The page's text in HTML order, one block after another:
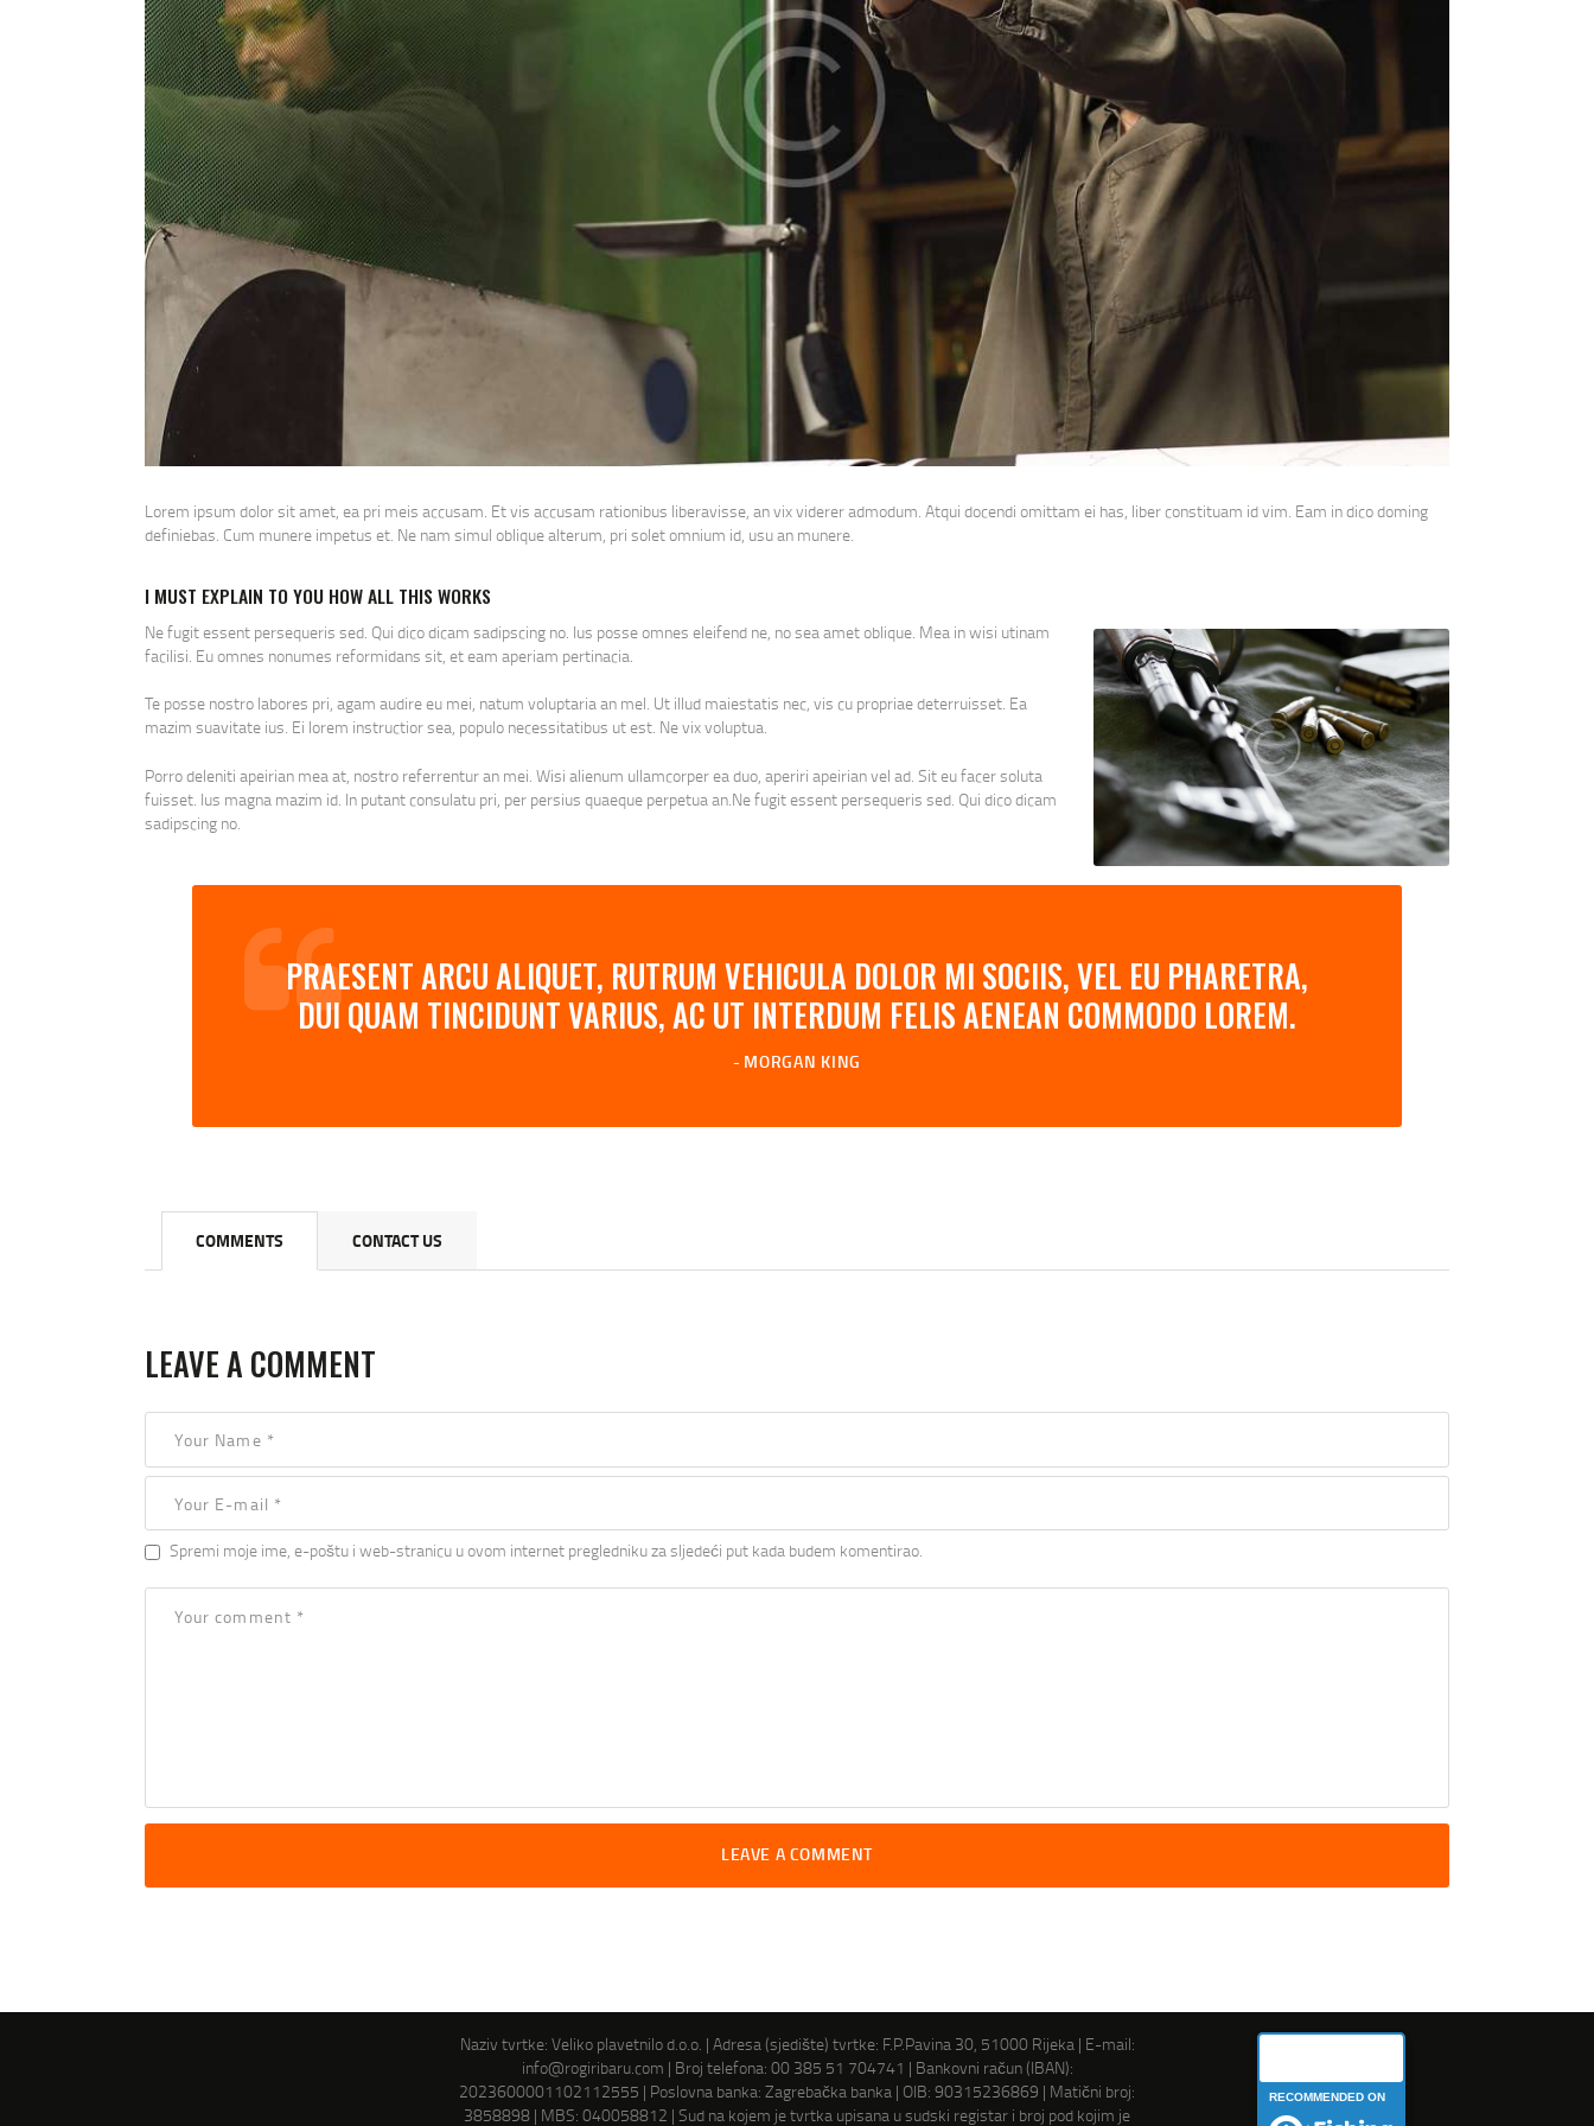
Lorem ipsum dolor sit amet, ea pri meis accusam. Et vis accusam rationibus liberavisse, an vix viderer admodum. Atqui docendi omittam ei has, liber constituam id vim. Eam in dico doming
definiebas. Cum munere impetus et. Ne nam simul oblique alterum, pri solet omnium id, usu an munere.
I MUST EXPLAIN TO YOU HOW ALL THIS WORKS
Ne fugit essent persequeris sed. Qui dico dicam sadipscing no. Ius posse omnes eleifend ne, no sea amet oblique. Mea in wisi utinam
facilisi. Eu omnes nonumes reformidans sit, et eam aperiam pertinacia.
Te posse nostro labores pri, agam audire eu mei, natum voluptaria an mel. Ut illud maiestatis nec, vis cu propriae deterruisset. Ea
mazim suavitate ius. Ei lorem instructior sea, populo necessitatibus ut est. Ne vix voluptua.
Porro deleniti apeirian mea at, nostro referrentur an mei. Wisi alienum ullamcorper ea duo, aperiri apeirian vel ad. Sit eu facer soluta
fuisset. Ius magna mazim id. In putant consulatu pri, per persius quaeque perpetua an.Ne fugit essent persequeris sed. Qui dico dicam
sadipscing no.
PRAESENT ARCU ALIQUET, RUTRUM VEHICULA DOLOR MI SOCIIS, VEL EU PHARETRA,
DUI QUAM TINCIDUNT VARIUS, AC UT INTERDUM FELIS AENEAN COMMODO LOREM.
MORGAN KING
COMMENTS CONTACT US
LEAVE A COMMENT
Spremi moje ime, e-poštu i web-stranicu u ovom internet pregledniku za sljedeći put kada budem komentirao.
Naziv tvrtke: Veliko plavetnilo d.o.o. | Adresa (sjedište) tvrtke: F.P.Pavina 30, 51000 Rijeka | E-mail:
info@rogiribaru.com | Broj telefona: 00 385 51 704741 | Bankovni račun (IBAN):
2023600001102112555 | Poslovna banka: Zagrebačka banka | OIB: 90315236869 | Matični broj:
3858898 | MBS: 040058812 | Sud na kojem je tvrtka upisana u sudski registar i broj pod kojim je
RECOMMENDED ON